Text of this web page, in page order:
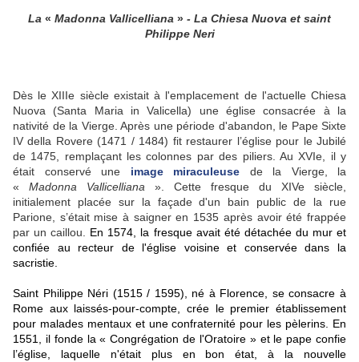
La « Madonna Vallicelliana » - La Chiesa Nuova et saint
Philippe Neri
Dès le XIIIe siècle existait à l'emplacement de l'actuelle Chiesa
Nuova (Santa Maria in Valicella) une église consacrée à la
nativité de la Vierge. Après une période d'abandon, le Pape Sixte
IV della Rovere (1471 / 1484) fit restaurer l’église pour le Jubilé
de 1475, remplaçant les colonnes par des piliers. Au XVIe, il y
était conservé une image miraculeuse de la Vierge, la
« Madonna Vallicelliana ». Cette fresque du XIVe siècle,
initialement placée sur la façade d'un bain public de la rue
Parione, s’était mise à saigner en 1535 après avoir été frappée
par un caillou. En 1574, la fresque avait été détachée du mur et
confiée au recteur de l'église voisine et conservée dans la
sacristie.
Saint Philippe Néri (1515 / 1595), né à Florence, se consacre à
Rome aux laissés-pour-compte, crée le premier établissement
pour malades mentaux et une confraternité pour les pèlerins. En
1551, il fonde la « Congrégation de l'Oratoire » et le pape confie
l’église, laquelle n'était plus en bon état, à la nouvelle